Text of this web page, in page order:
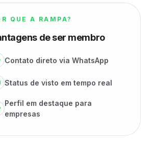
QUE A RAMPA?
de ser membro
Contato direto via WhatsApp
Status de visto em tempo real
Perfil em destaque para
empresas